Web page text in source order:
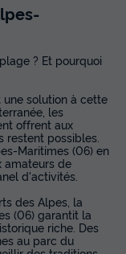
? Et pourquoi
solution à cette
les
offrent aux
restent possibles.
Maritimes (06) en
amateurs de
d'activités.
des Alpes, la
(06) garantit la
riche. Des
au parc du